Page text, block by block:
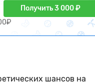
Получить 3 000 ₽
шансов на